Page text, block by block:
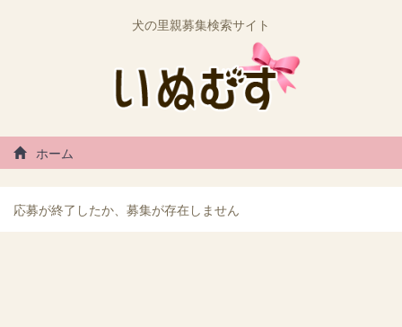
犬の里親募集検索サイト
ホーム
応募が終了したか、募集が存在しません